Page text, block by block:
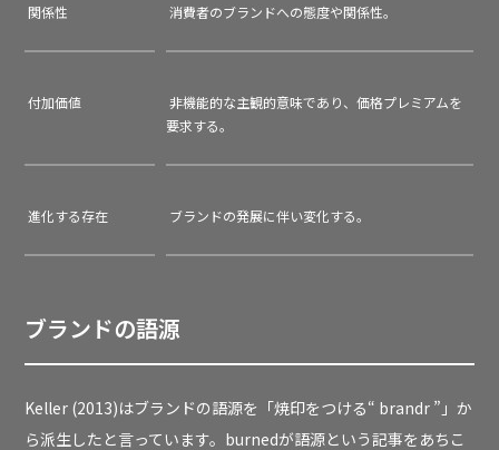
関係性 消費者のブランドへの態度や関係性。
付加価値
非機能的な主観的意味であり、価格プレミアムを
要求する。
進化する存在 ブランドの発展に伴い変化する。
ブランドの語源
Keller (2013)はブランドの語源を「焼印をつける“ brandr ”」か
ら派生したと言っています。burnedが語源という記事をあちこ